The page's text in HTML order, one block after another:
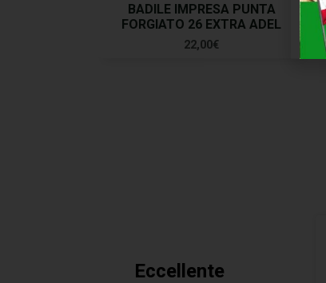
BADILE IMPRESA PUNTA
FORGIATO 26 EXTRA ADEL
22,00€
Eccellente